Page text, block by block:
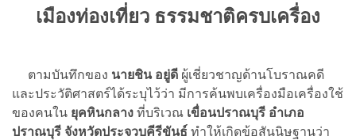
เมืองท่องเที่ยว ธรรมชาติครบเครื่อง
ตามบันทึกของ นายชิน อยู่ดี ผู้เชี่ยวชาญด้านโบราณคดี
และประวัติศาสตร์ได้ระบุไว้ว่า มีการค้นพบเครื่องมือเครื่องใช้
ของคนใน ยุคหินกลาง ที่บริเวณ เขื่อนปราณบุรี อำเภอ
ปราณบุรี จังหวัดประจวบคีรีขันธ์ ทำให้เกิดข้อสันนิษฐานว่า